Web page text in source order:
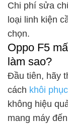
Chi phí sửa
loại linh kiện
chọn.
Oppo F5
làm sao?
Đầu tiên, hãy
cách khôi
không hiệu
mang máy